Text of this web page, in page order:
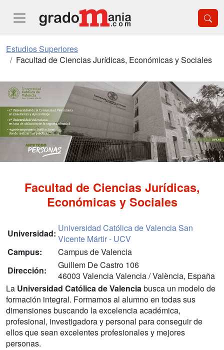
Estudios Superiores
Facultad de Ciencias Jurídicas, Económicas y Sociales
Facultad de Ciencias Jurídicas,
Económicas y Sociales
Universidad: Universidad Católica de Valencia San
Vicente Mártir - UCV
Campus:
Campus de Valencia
Dirección:
Guillem De Castro 106
46003 Valencia Valencia / València, España
La Universidad Católica de Valenciabusca un modelo de
formación integral. Formamos al alumno en todas sus
dimensiones buscando la excelencia académica,
profesional, investigadora y personal para conseguir de
ellos que sean excelentes profesionales y mejores
personas.